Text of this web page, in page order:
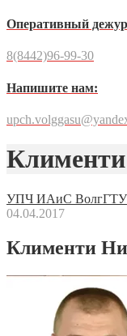
Оперативный
8(8442)96-99-30
Напишите нам:
УПЧ ИАиС ВолгГТУ
04.04.2017
Клименти